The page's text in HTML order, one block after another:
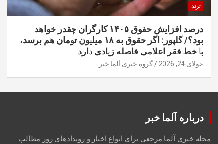
ترند
درصد افزایش حقوق ۱۴۰۵ کارگران چقدر خواهد
بود؟/ گلپور: اگر حقوق به ۱۸ میلیون تومان هم برسد،
با خط فقر اعلامی فاصله زیادی دارد
جولای 24, 2026 گروه خبری آلما خبر
درباره آلما خبر
مجله خبری آلما مرجعی برای انواع اخبار و رویدادهای روز مطالب